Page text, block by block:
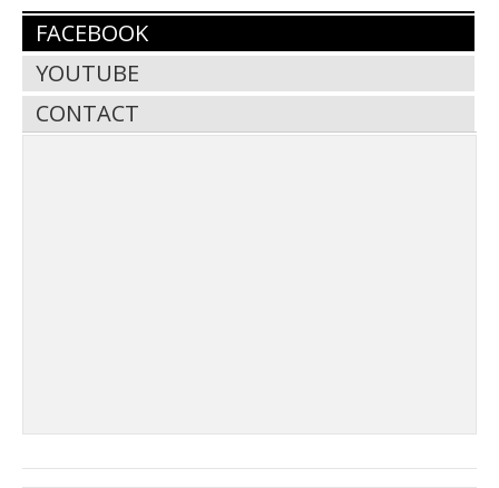
FACEBOOK
YOUTUBE
CONTACT